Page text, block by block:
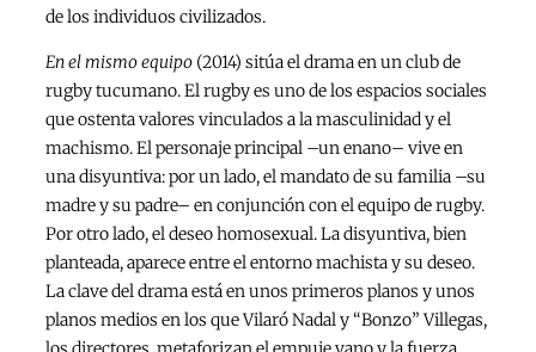
de los individuos civilizados.
En el mismo equipo (2014) sitúa el drama en un club de
rugby tucumano. El rugby es uno de los espacios sociales
que ostenta valores vinculados a la masculinidad y el
machismo. El personaje principal –un enano– vive en
una disyuntiva: por un lado, el mandato de su familia –su
madre y su padre– en conjunción con el equipo de rugby.
Por otro lado, el deseo homosexual. La disyuntiva, bien
planteada, aparece entre el entorno machista y su deseo.
La clave del drama está en unos primeros planos y unos
planos medios en los que Vilaró Nadal y “Bonzo” Villegas,